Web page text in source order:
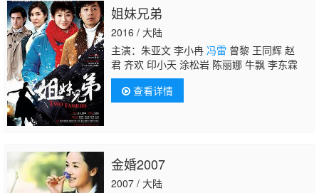
姐妹兄弟
2016 / 大陆
主演：朱亚文 李小冉 冯雷 曾黎 王同辉 赵
君 齐欢 印小天 涂松岩 陈丽娜 牛飘 李东霖
查看详情
金婚2007
2007 / 大陆